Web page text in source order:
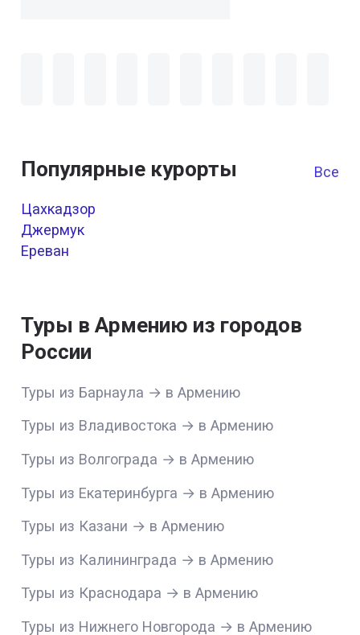
Популярные курорты Все
Цахкадзор
Джермук
Ереван
Туры в Армению из городов
России
Туры из Барнаула → в Армению
Туры из Владивостока → в Армению
Туры из Волгограда → в Армению
Туры из Екатеринбурга → в Армению
Туры из Казани → в Армению
Туры из Калининграда → в Армению
Туры из Краснодара → в Армению
Туры из Нижнего Новгорода → в Армению